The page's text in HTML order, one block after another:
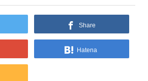
Share
Hatena